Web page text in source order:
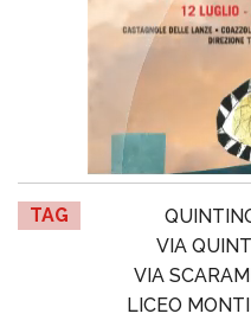
TAG
VIA
VIA
LICEO MONTI